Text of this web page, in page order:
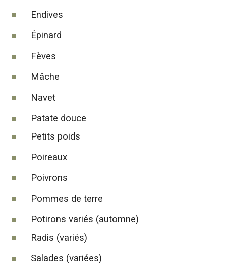
Endives
Épinard
Fèves
Mâche
Navet
Patate douce
Petits poids
Poireaux
Poivrons
Pommes de terre
Potirons variés (automne)
Radis (variés)
Salades (variées)